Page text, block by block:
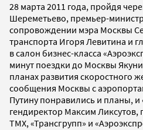
28 марта 2011 года, пройдя
Шереметьево, премьер-
сопровождении мэра Москвы
транспорта Игоря Левитина и
в салон бизнес-класса
минут поездки до Москвы
планах развития скоростного
сообщения Москвы с
Путину понравились и планы, и
гендиректор Максим
ТМХ, «Трансгрупп» и